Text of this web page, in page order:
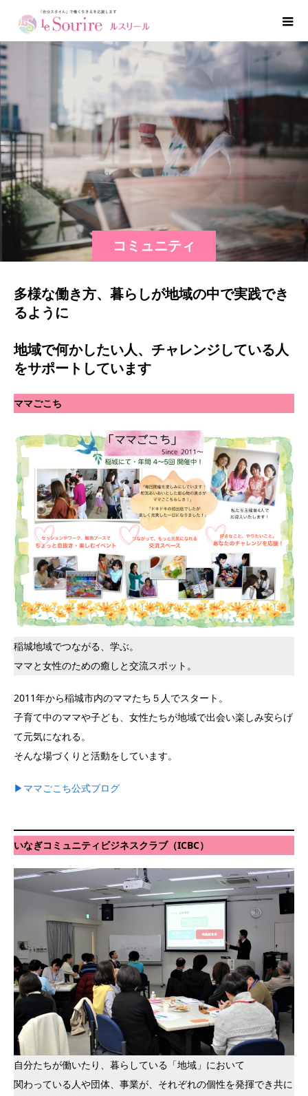
コミュニティ
多様な働き方、暮らしが地域の中で実践でき
るように
地域で何かしたい人、チャレンジしている人
をサポートしています
ママごこち
稲城地域でつながる、学ぶ。
ママと女性のための癒しと交流スポット。
2011年から稲城市内のママたち５人でスタート。
子育て中のママや子ども、女性たちが地域で出会い楽しみ安らげ
て元気になれる。
そんな場づくりと活動をしています。
▶︎ママごこち公式ブログ
いなぎコミュニティビジネスクラブ（ICBC）
自分たちが働いたり、暮らしている「地域」において
関わっている人や団体、事業が、それぞれの個性を発揮でき共に